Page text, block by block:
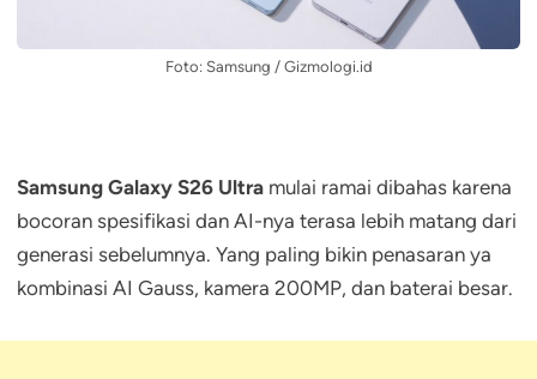
Foto: Samsung / Gizmologi.id
Samsung Galaxy S26 Ultra mulai ramai dibahas karena
bocoran spesifikasi dan AI-nya terasa lebih matang dari
generasi sebelumnya. Yang paling bikin penasaran ya
kombinasi AI Gauss, kamera 200MP, dan baterai besar.